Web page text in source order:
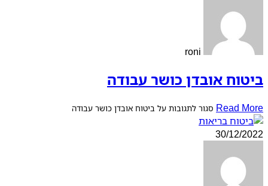
ביטוח אובדן כושר עבודה
Read More סגור לתגובות על ביטוח אובדן כושר עבודה
30/12/2022